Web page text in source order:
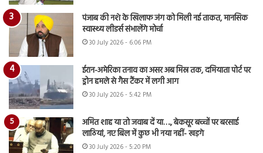
पंजाब की नशे के खिलाफ जंग को मिली नई ताकत, मानसिक
स्वास्थ्य लीडर्स संभालेंगे मोर्चा
30 July 2026 - 6:06 PM
ईरान-अमेरिका तनाव का असर अब मिस्र तक, दमियाता पोर्ट पर
ड्रोन हमले से गैस टैंकर में लगी आग
30 July 2026 - 5:42 PM
अमित शाह या तो जवाब दें या…., बेकसूर बच्चों पर बरसाई
लाठियां, नए बिल में कुछ भी नया नहीं- खड़गे
30 July 2026 - 5:20 PM